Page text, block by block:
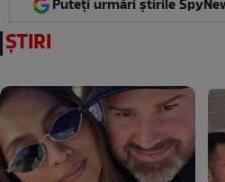
Puteți urmări știrile
ȘTIRI